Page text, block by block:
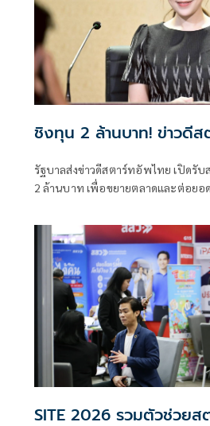
มาผ่านกระบวนการอัพไซเคิล
กลายมาเป็นผลิตภัณฑ์ทำความสะอา
รักษ์โลกอย่างแท้จริง
ชิงทุน 2 ล้านบาท! ข่าวดีส
รัฐบาลส่งข่าวดีสตาร์ทอัพไทย เปิดรั
2 ล้านบาท เพื่อขยายตลาดและต่อย
นวัตกรรม
SITE 2026 รวมตัวช่วยส